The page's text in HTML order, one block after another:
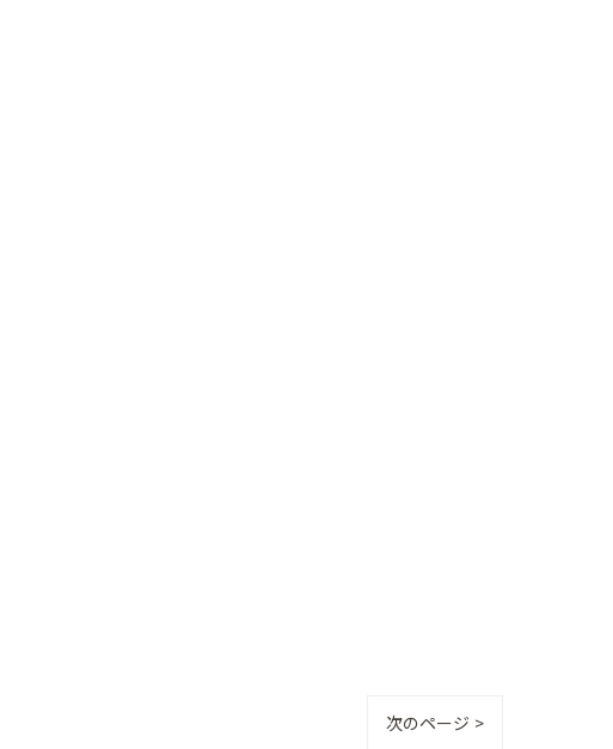
次のページ >